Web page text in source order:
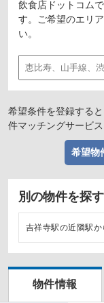
飲食店ドットコム
す。ご希望のエリ
い。
希望条件を登録する
件マッチングサービ
希望物
別の物件を探す
吉祥寺駅の近隣駅か
物件情報